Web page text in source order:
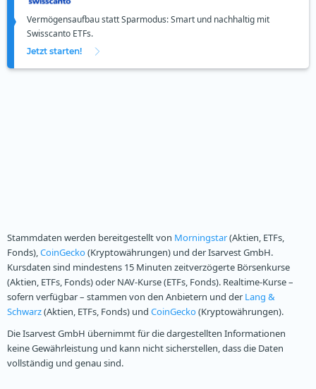
Vermögensaufbau statt Sparmodus: Smart und nachhaltig mit
Swisscanto ETFs.
Jetzt starten!
Stammdaten werden bereitgestellt von Morningstar(Aktien, ETFs,
Fonds),CoinGecko(Kryptowährungen) und der Isarvest GmbH.
Kursdaten sind mindestens 15 Minuten zeitverzögerte Börsenkurse
(Aktien, ETFs, Fonds) oder NAV-Kurse (ETFs, Fonds). Realtime-Kurse –
sofern verfügbar – stammen von den Anbietern und der Lang &
Schwarz(Aktien, ETFs, Fonds) und CoinGecko(Kryptowährungen).
Die Isarvest GmbH übernimmt für die dargestellten Informationen
keine Gewährleistung und kann nicht sicherstellen, dass die Daten
vollständig und genau sind.